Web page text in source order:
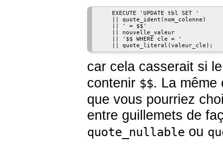
    EXECUTE 'UPDATE tbl SET '
    || quote_ident(nom_colonne)
    || ' = $$'
    || nouvelle_valeur
    || '$$ WHERE cle = '
car cela casserait si
contenir $$. La même
que vous pourriez
entre guillemets de
quote_nullable ou